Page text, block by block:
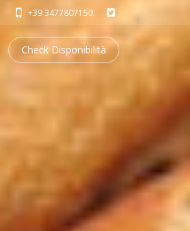
+39 3477807150
Check Disponibilità